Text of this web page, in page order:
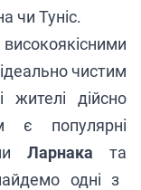
чи Туніс.
чистим
жителі дійсно
є популярні
Ларнака та
одні з